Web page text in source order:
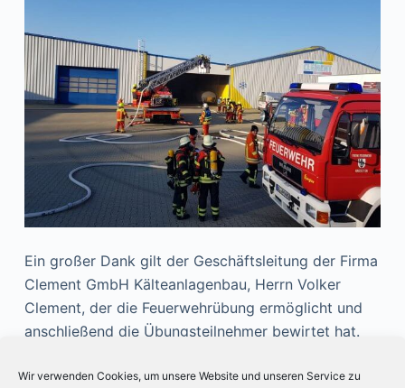
Wir verwenden Cookies, um unsere Website und unseren Service zu
Ein großer Dank gilt der Geschäftsleitung der Firma
Clement GmbH Kälteanlagenbau, Herrn Volker
Clement, der die Feuerwehrübung ermöglicht und
anschließend die Übungsteilnehmer bewirtet hat.
Gez.